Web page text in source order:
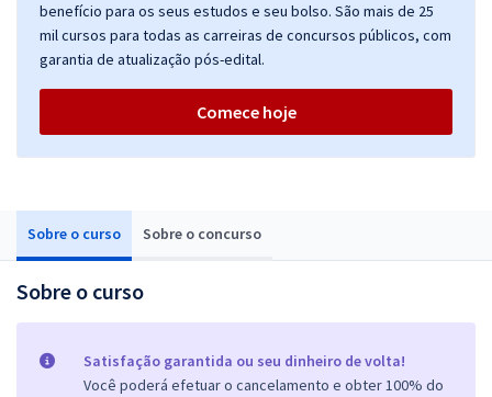
Sobre o curso Sobre o concurso
Sobre o curso
Satisfação garantida ou seu dinheiro de volta!
Você poderá efetuar o cancelamento e obter 100% do
benefício para os seus estudos e seu bolso. São mais de 25
mil cursos para todas as carreiras de concursos públicos, com
garantia de atualização pós-edital.
Comece hoje